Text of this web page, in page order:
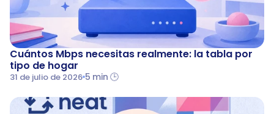
Cuántos Mbps necesitas realmente: la tabla por
tipo de hogar
31 de julio de 2026 5 min 🕒